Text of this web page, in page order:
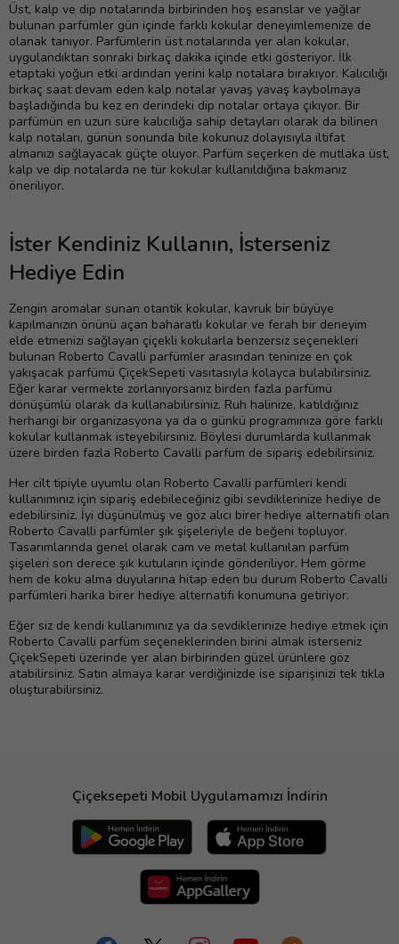
Üst, kalp ve dip notalarında birbirinden hoş esanslar ve yağlar
bulunan parfümler gün içinde farklı kokular deneyimlemenize de
olanak tanıyor. Parfümlerin üst notalarında yer alan kokular,
uygulandıktan sonraki birkaç dakika içinde etki gösteriyor. İlk
etaptaki yoğun etki ardından yerini kalp notalara bırakıyor. Kalıcılığı
birkaç saat devam eden kalp notalar yavaş yavaş kaybolmaya
başladığında bu kez en derindeki dip notalar ortaya çıkıyor. Bir
parfümün en uzun süre kalıcılığa sahip detayları olarak da bilinen
kalp notaları, günün sonunda bile kokunuz dolayısıyla iltifat
almanızı sağlayacak güçte oluyor. Parfüm seçerken de mutlaka üst,
kalp ve dip notalarda ne tür kokular kullanıldığına bakmanız
öneriliyor.
İster Kendiniz Kullanın, İsterseniz
Hediye Edin
Zengin aromalar sunan otantik kokular, kavruk bir büyüye
kapılmanızın önünü açan baharatlı kokular ve ferah bir deneyim
elde etmenizi sağlayan çiçekli kokularla benzersiz seçenekleri
bulunan Roberto Cavalli parfümler arasından teninize en çok
yakışacak parfümü ÇiçekSepeti vasıtasıyla kolayca bulabilirsiniz.
Eğer karar vermekte zorlanıyorsanız birden fazla parfümü
dönüşümlü olarak da kullanabilirsiniz. Ruh halinize, katıldığınız
herhangi bir organizasyona ya da o günkü programınıza göre farklı
kokular kullanmak isteyebilirsiniz. Böylesi durumlarda kullanmak
üzere birden fazla Roberto Cavalli parfüm de sipariş edebilirsiniz.
Her cilt tipiyle uyumlu olan Roberto Cavalli parfümleri kendi
kullanımınız için sipariş edebileceğiniz gibi sevdiklerinize hediye de
edebilirsiniz. İyi düşünülmüş ve göz alıcı birer hediye alternatifi olan
Roberto Cavalli parfümler şık şişeleriyle de beğeni topluyor.
Tasarımlarında genel olarak cam ve metal kullanılan parfüm
şişeleri son derece şık kutuların içinde gönderiliyor. Hem görme
hem de koku alma duyularına hitap eden bu durum Roberto Cavalli
parfümleri harika birer hediye alternatifi konumuna getiriyor.
Eğer siz de kendi kullanımınız ya da sevdiklerinize hediye etmek için
Roberto Cavalli parfüm seçeneklerinden birini almak isterseniz
ÇiçekSepeti üzerinde yer alan birbirinden güzel ürünlere göz
atabilirsiniz. Satın almaya karar verdiğinizde ise siparişinizi tek tıkla
oluşturabilirsiniz.
Çiçeksepeti Mobil Uygulamamızı İndirin